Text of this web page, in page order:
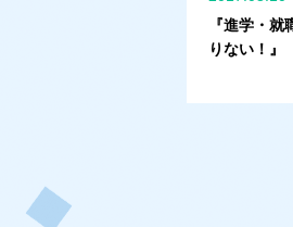
『進学・
りない！』